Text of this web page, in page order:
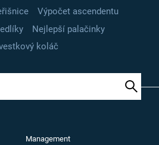
Výpočet ascendentu
Nejlepší palačinky
koláč
Management